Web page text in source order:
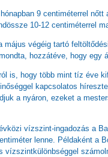
9 centiméterrel
10-12 centiméterrel
május végéig tartó
hozzátéve, hogy
is, hogy több mint tíz éve
kapcsolatos
a nyáron, ezeket a
vízszint-ingadozás a
lenne. Példaként a
vízszintkülönbséggel